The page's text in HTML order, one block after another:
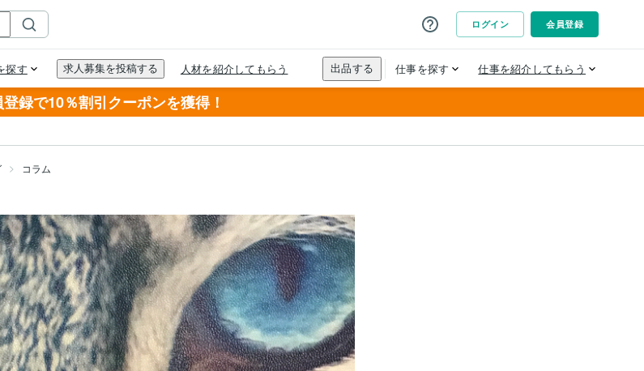
録で10％割引クーポンを獲得！
コラム